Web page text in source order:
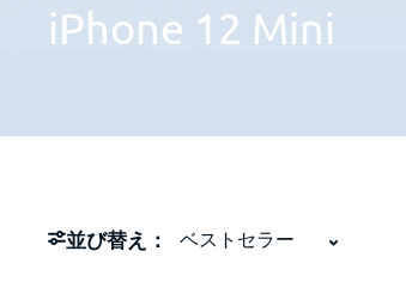
iPhone 12 Mini
並び替え：